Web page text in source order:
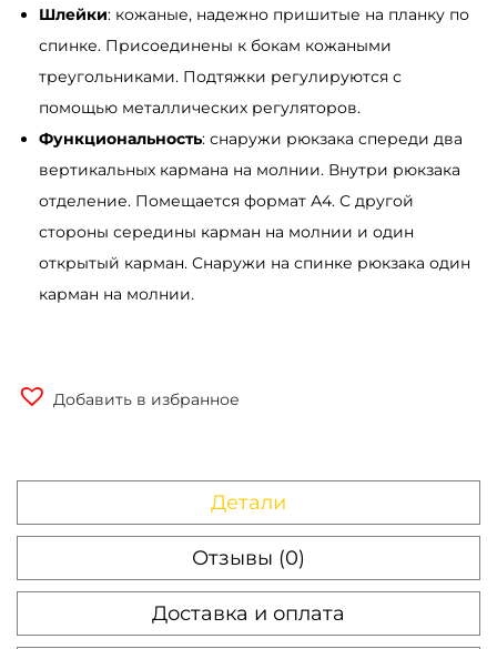
Шлейки: кожаные, надежно пришитые на планку по
спинке. Присоединены к бокам кожаными
треугольниками. Подтяжки регулируются с
помощью металлических регуляторов.
Функциональность: снаружи рюкзака спереди два
вертикальных кармана на молнии. Внутри рюкзака
отделение. Помещается формат А4. С другой
стороны середины карман на молнии и один
открытый карман. Снаружи на спинке рюкзака один
карман на молнии.
Добавить в избранное
Детали
Отзывы (0)
Доставка и оплата